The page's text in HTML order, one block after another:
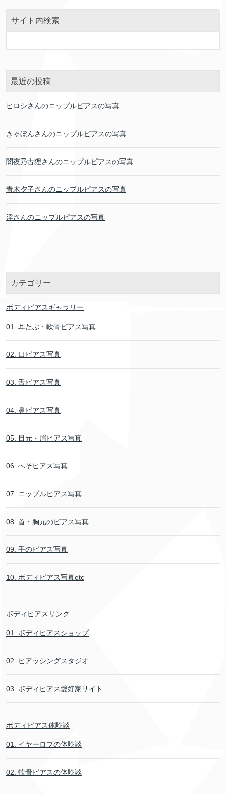
サイト内検索
最近の投稿
ヒロシさんのニップルピアスの写真
きゃぼんさんのニップルピアスの写真
闇夜乃古狸さんのニップルピアスの写真
青木夕子さんのニップルピアスの写真
淫さんのニップルピアスの写真
カテゴリー
ボディピアスギャラリー
01. 耳たぶ・軟骨ピアス写真
02. 口ピアス写真
03. 舌ピアス写真
04. 鼻ピアス写真
05. 目元・眉ピアス写真
06. へそピアス写真
07. ニップルピアス写真
08. 首・胸元のピアス写真
09. 手のピアス写真
10. ボディピアス写真etc
ボディピアスリンク
01. ボディピアスショップ
02. ピアッシングスタジオ
03. ボディピアス愛好家サイト
ボディピアス体験談
01. イヤーロブの体験談
02. 軟骨ピアスの体験談